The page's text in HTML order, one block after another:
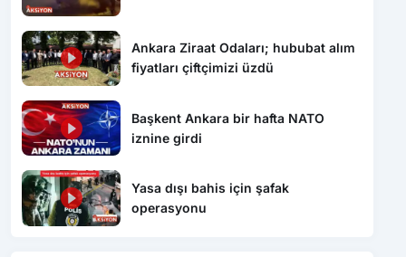
Ankara Ziraat Odaları; hububat alım
fiyatları çiftçimizi üzdü
Başkent Ankara bir hafta NATO
iznine girdi
Yasa dışı bahis için şafak
operasyonu